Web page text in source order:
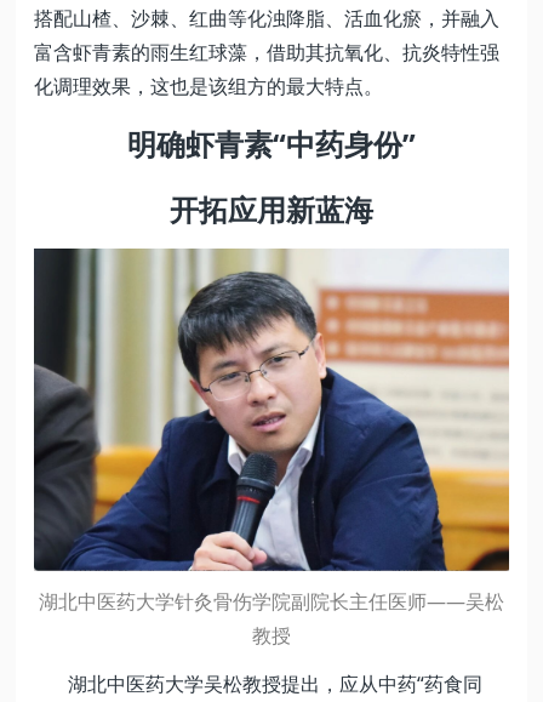
搭配山楂、沙棘、红曲等化浊降脂、活血化瘀，并融入
富含虾青素的雨生红球藻，借助其抗氧化、抗炎特性强
化调理效果，这也是该组方的最大特点。
明确虾青素“中药身份”
开拓应用新蓝海
湖北中医药大学针灸骨伤学院副院长主任医师——吴松
教授
湖北中医药大学吴松教授提出，应从中药“药食同